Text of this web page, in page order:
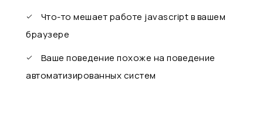
Что-то мешает работе javascript в вашем
браузере
Ваше поведение похоже на поведение
автоматизированных систем